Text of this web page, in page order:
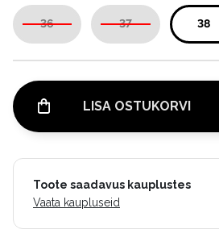
36 37 38
LISA OSTUKORVI
Toote saadavus kauplustes
Vaata kaupluseid